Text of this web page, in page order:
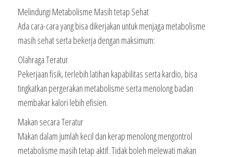
Melindungi Metabolisme Masih tetap Sehat
Ada cara-cara yang bisa dikerjakan untuk menjaga metabolisme
masih sehat serta bekerja dengan maksimum:
Olahraga Teratur
Pekerjaan fisik, terlebih latihan kapabilitas serta kardio, bisa
tingkatkan pergerakan metabolisme serta menolong badan
membakar kalori lebih efisien.
Makan secara Teratur
Makan dalam jumlah kecil dan kerap menolong mengontrol
metabolisme masih tetap aktif. Tidak boleh melewati makan